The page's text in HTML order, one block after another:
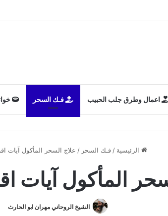
اعمال وطرق جلب الحبيب فـك السحر
الرئيسية / فـك السحر / علاج السحر المأكول​ آيات
المأكول​ آيات
الشيخ الروحاني مهران ابو الحارث